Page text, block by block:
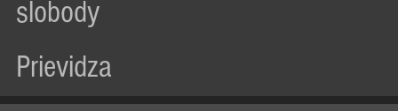
slobody
Prievidza